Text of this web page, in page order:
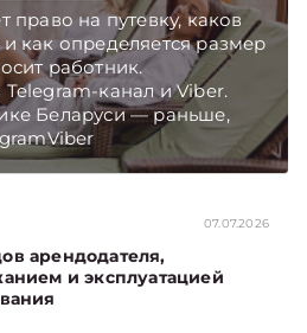
право на путевку, каков
как определяется размер
работник.
и Viber.
Беларуси — раньше,
07.07.2026
арендодателя,
и эксплуатацией